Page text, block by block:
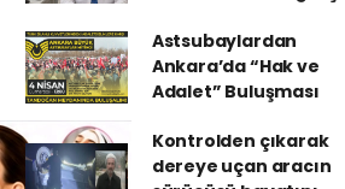
Astsubaylardan
Ankara’da “Hak ve
Adalet” Buluşması
Kontrolden çıkarak
dereye uçan aracın